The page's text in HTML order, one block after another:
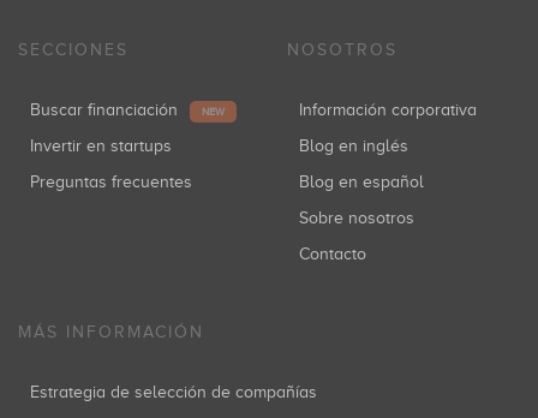
SECCIONES
Buscar financiación NEW
Invertir en startups
Preguntas frecuentes
NOSOTROS
Información corporativa
Blog en inglés
Blog en español
Sobre nosotros
Contacto
MÁS INFORMACIÓN
Estrategia de selección de compañías